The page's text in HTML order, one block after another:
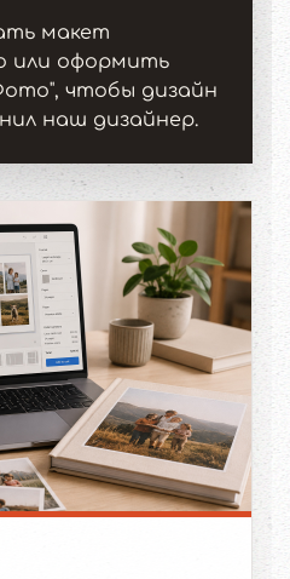
макет
или оформить
чтобы дизайн
наш дизайнер.